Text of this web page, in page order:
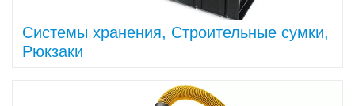
Системы хранения, Строительные сумки,
Рюкзаки